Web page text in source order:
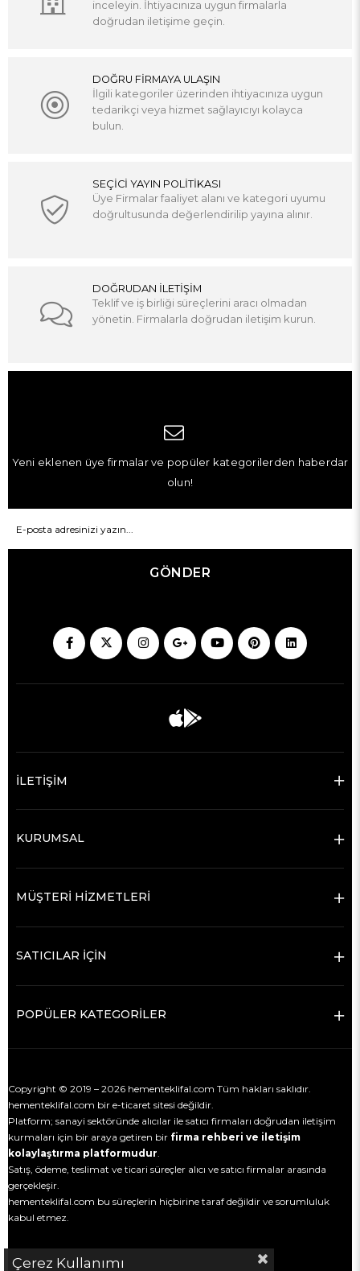
inceleyin. İhtiyacınıza uygun firmalarla
doğrudan iletişime geçin.
DOĞRU FİRMAYA ULAŞIN
İlgili kategoriler üzerinden ihtiyacınıza uygun
tedarikçi veya hizmet sağlayıcıyı kolayca
bulun.
SEÇİCİ YAYIN POLİTİKASI
Üye Firmalar faaliyet alanı ve kategori uyumu
doğrultusunda değerlendirilip yayına alınır.
DOĞRUDAN İLETİŞİM
Teklif ve iş birliği süreçlerini aracı olmadan
yönetin. Firmalarla doğrudan iletişim kurun.
Yeni eklenen üye firmalar ve popüler kategorilerden haberdar
olun!
GÖNDER
İLETİŞİM
KURUMSAL
MÜŞTERİ HİZMETLERİ
SATICILAR İÇİN
POPÜLER KATEGORİLER
Copyright © 2019 – 2026 hementeklifal.com Tüm hakları saklıdır.
hementeklifal.com bir e-ticaret sitesi değildir.
Platform; sanayi sektöründe alıcılar ile satıcı firmaları doğrudan iletişim
kurmaları için bir araya getiren bir firma rehberi ve iletişim
kolaylaştırma platformudur.
Satış, ödeme, teslimat ve ticari süreçler alıcı ve satıcı firmalar arasında
gerçekleşir.
hementeklifal.com bu süreçlerin hiçbirine taraf değildir ve sorumluluk
kabul etmez.
Çerez Kullanımı